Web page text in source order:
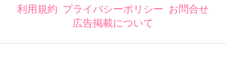
利用規約 プライバシーポリシー お問合せ
広告掲載について